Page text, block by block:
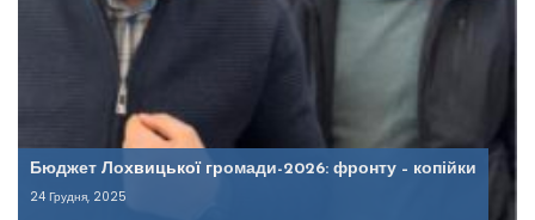
Бюджет Лохвицької громади-2026: фронту – копійки
24 Грудня, 2025